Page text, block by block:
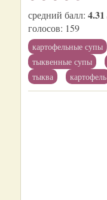
средний балл: 4.31
голосов: 159
картофельные супы
тыквенные супы
тыква
картофель